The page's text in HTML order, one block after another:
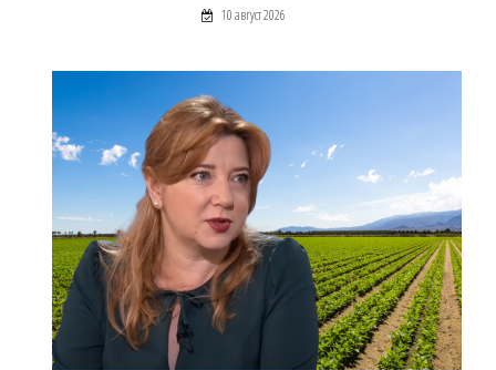
10 август 2026